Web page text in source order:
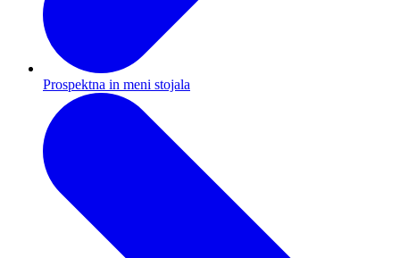
Prospektna in meni stojala